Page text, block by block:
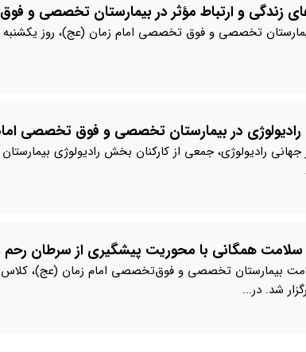
زندگی و ارتباط مؤثر در بیمارستان تخصصی
رادیولوژی در بیمارستان تخصصی و فوق تخصصی
آبان‌ماه، روز جهانی رادیولوژی، جمعی از کارکنان بخش
سلامت همگانی با محوریت پیشگیری از سرطان
بیمارستان تخصصی و فوق‌تخصصی امام زمان (عج)،
شد. در...